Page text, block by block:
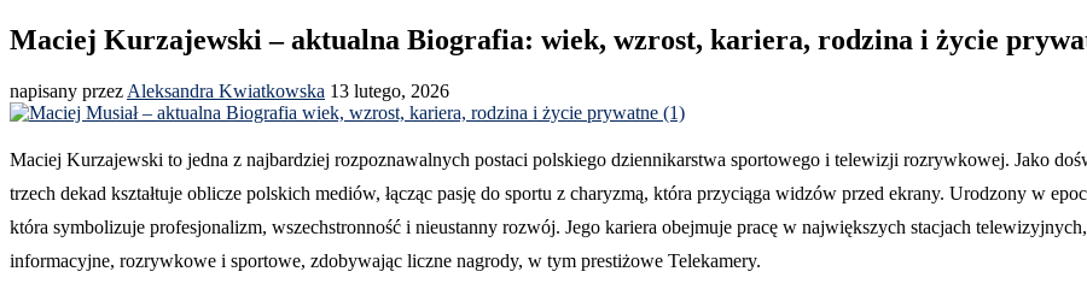
Maciej Kurzajewski – aktualna Biografia: wiek, wzrost, kariera, rodzina i życie
napisany przez Aleksandra Kwiatkowska 13 lutego, 2026
Maciej Kurzajewski to jedna z najbardziej rozpoznawalnych postaci polskiego dziennikarstwa sportowego i telewizji rozrywkowej. Jako
trzech dekad kształtuje oblicze polskich mediów, łącząc pasję do sportu z charyzmą, która przyciąga widzów przed ekrany. Urodzony w
która symbolizuje profesjonalizm, wszechstronność i nieustanny rozwój. Jego kariera obejmuje pracę w największych stacjach
informacyjne, rozrywkowe i sportowe, zdobywając liczne nagrody, w tym prestiżowe Telekamery.